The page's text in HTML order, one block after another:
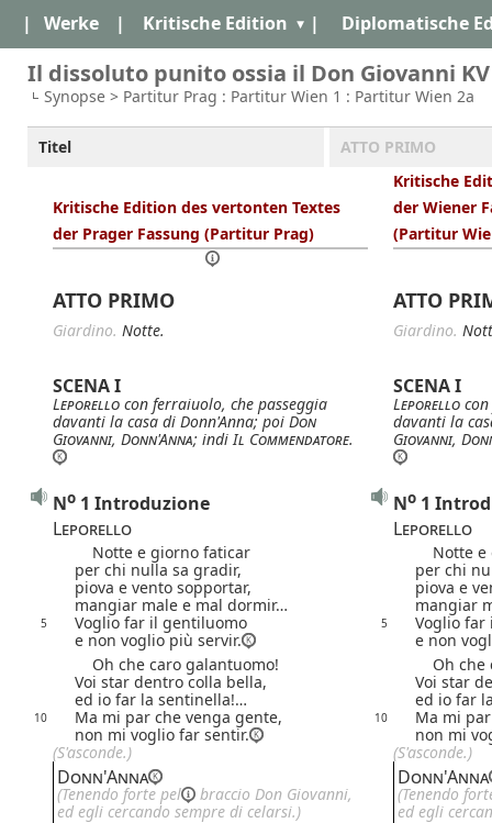
| Werke | Kritische Edition | Diplomatische
Il dissoluto punito ossia il Don Giovanni KV
Synopse > Partitur Prag : Partitur Wien 1 : Partitur Wien 2a
Titel ATTO PRIMO
Kritische Edition des vertonten Textes
der Prager Fassung (Partitur Prag)
Kritische
der Wiener
(Partitur
ATTO PRIMO ATTO
Giardino. Notte. Giardino.
SCENA I SCENA I
Leporello con ferraiuolo, che passeggia
davanti la casa di Donn'Anna; poi Don
Giovanni, Donn'Anna; indi Il Commendatore.
Leporello
davanti la
Giovanni,
No 1 Introduzione No 1
Leporello
Leporello
Notte e giorno faticar
Notte e
per chi nulla sa gradir,
per chi
piova e vento sopportar,
piova e
mangiar male e mal dormir…
mangiar
5 Voglio far il gentiluomo 5
Voglio
e non voglio più servir.
e non
Oh che caro galantuomo!
Oh che
Voi star dentro colla bella,
Voi star
ed io far la sentinella!…
ed io far
10 Ma mi par che venga gente, 10
Ma mi
non mi voglio far sentir.
non mi
(S'asconde.)
(S'asconde.)
Donn'Anna Donn'Anna
(Tenendo forte pel
braccio Don Giovanni,
ed egli cercando sempre di celarsi.)
(Tenendo
ed egli